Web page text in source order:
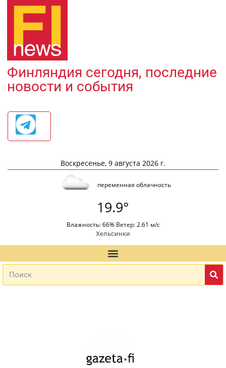
Финляндия сегодня, последние
новости и события
Воскресенье, 9 августа 2026 г.
переменная облачность
19.9°
Влажность: 66% Ветер: 2.61 м/с
Хельсинки